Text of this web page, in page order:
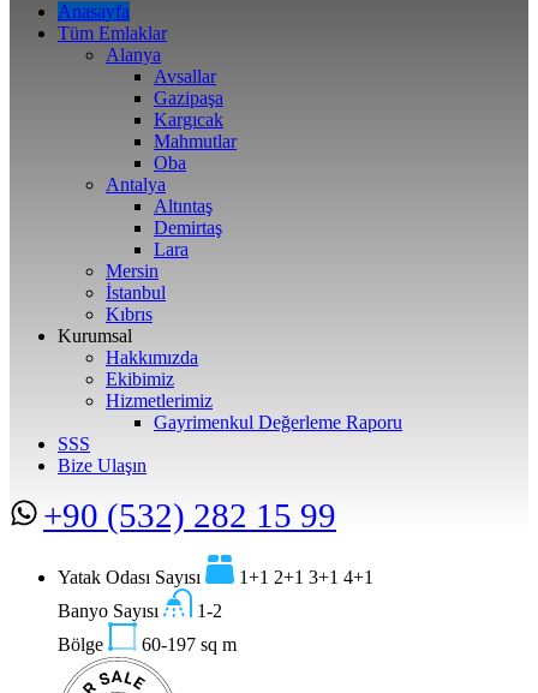
Anasayfa
Tüm Emlaklar
Alanya
Avsallar
Gazipaşa
Kargıcak
Mahmutlar
Oba
Antalya
Altıntaş
Demirtaş
Lara
Mersin
İstanbul
Kıbrıs
Kurumsal
Hakkımızda
Ekibimiz
Hizmetlerimiz
Gayrimenkul Değerleme Raporu
SSS
Bize Ulaşın
+90 (532) 282 15 99
Yatak Odası Sayısı
1+1 2+1 3+1 4+1
Banyo Sayısı
1-2
Bölge
60-197 sq m